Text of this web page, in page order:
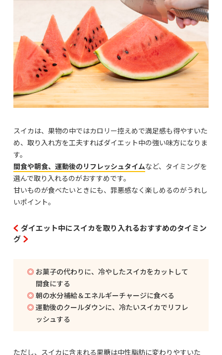
スイカは、果物の中ではカロリー控えめで満足感も得やすいた
め、取り入れ方を工夫すればダイエット中の強い味方になりま
す。
間食や朝食、運動後のリフレッシュタイムなど、タイミングを
選んで取り入れるのがおすすめです。
甘いものが食べたいときにも、罪悪感なく楽しめるのがうれし
いポイント。
ダイエット中にスイカを取り入れるおすすめのタイミン
グ
お菓子の代わりに、冷やしたスイカをカットして
間食にする
朝の水分補給＆エネルギーチャージに食べる
運動後のクールダウンに、冷たいスイカでリフレ
ッシュする
ただし、スイカに含まれる果糖は中性脂肪に変わりやすいた